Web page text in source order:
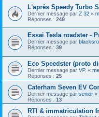
L'après Speedy Turbo
Dernier message par Z 32 «
Réponses : 249
Essai Tesla roadster -
Dernier message par
Réponses : 39
Eco Speedster (proto
Dernier message par VP. «
Réponses : 25
Caterham Seven EV
Dernier message par senior «
Réponses : 13
RTI & immatriculation